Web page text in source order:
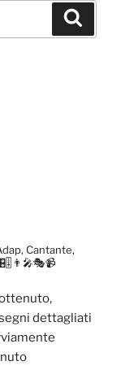
Cantante,